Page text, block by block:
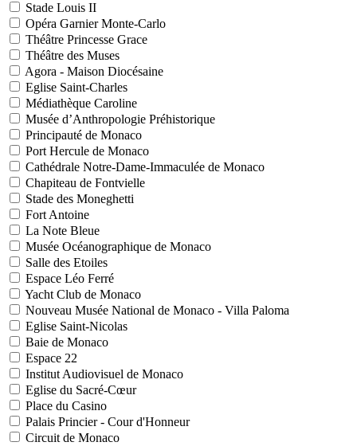
Stade Louis II
Opéra Garnier Monte-Carlo
Théâtre Princesse Grace
Théâtre des Muses
Agora - Maison Diocésaine
Eglise Saint-Charles
Médiathèque Caroline
Musée d’Anthropologie Préhistorique
Principauté de Monaco
Port Hercule de Monaco
Cathédrale Notre-Dame-Immaculée de Monaco
Chapiteau de Fontvielle
Stade des Moneghetti
Fort Antoine
La Note Bleue
Musée Océanographique de Monaco
Salle des Etoiles
Espace Léo Ferré
Yacht Club de Monaco
Nouveau Musée National de Monaco - Villa Paloma
Eglise Saint-Nicolas
Baie de Monaco
Espace 22
Institut Audiovisuel de Monaco
Eglise du Sacré-Cœur
Place du Casino
Palais Princier - Cour d'Honneur
Circuit de Monaco